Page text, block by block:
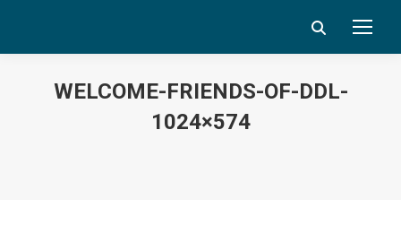
Search:
WELCOME-FRIENDS-OF-DDL-
1024×574